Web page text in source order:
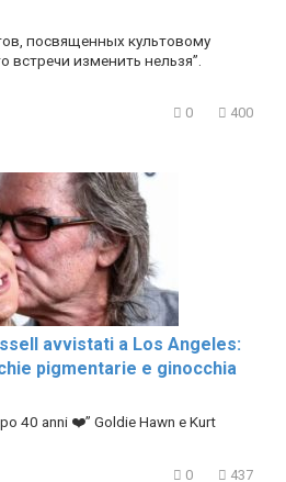
посвященных культовому
встречи изменить нельзя”.
0 400
avvistati a Los Angeles:
pigmentarie e ginocchia
40 anni ❤️” Goldie Hawn e Kurt
0 437